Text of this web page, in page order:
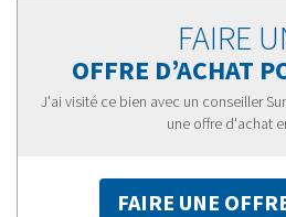
FAIRE
OFFRE D’ACHAT
J'ai visité ce bien avec un conseiller
une offre d'achat
FAIRE UNE